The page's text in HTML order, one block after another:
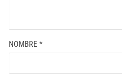
NOMBRE *